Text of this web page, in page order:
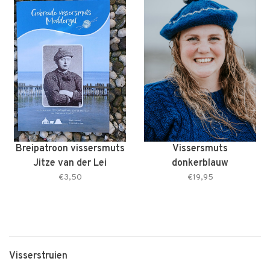
Breipatroon vissersmuts
Jitze van der Lei
€3,50
Vissersmuts
donkerblauw
€19,95
Visserstruien